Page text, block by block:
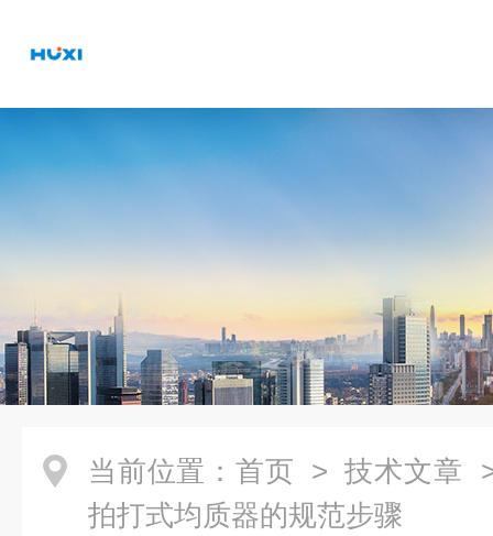
当前位置： 首页 > 技术文章
拍打式均质器的规范步骤